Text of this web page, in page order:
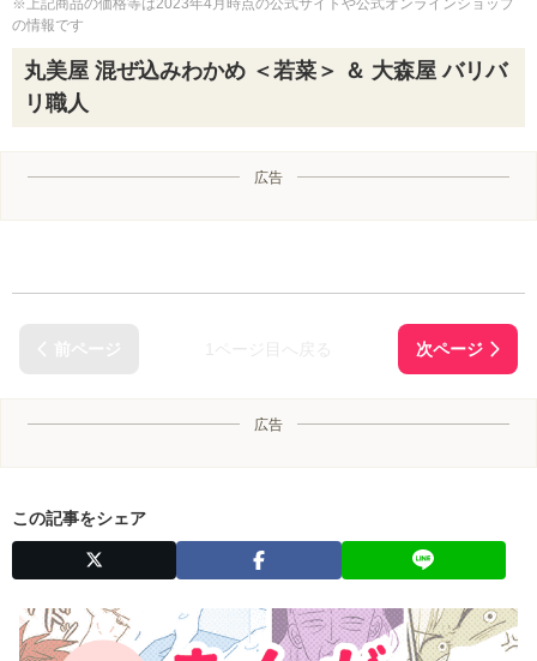
※上記商品の価格等は2023年4月時点の公式サイトや公式オンラインショップ
の情報です
丸美屋 混ぜ込みわかめ ＜若菜＞ ＆ 大森屋 バリバ
リ職人
広告
広告
この記事をシェア